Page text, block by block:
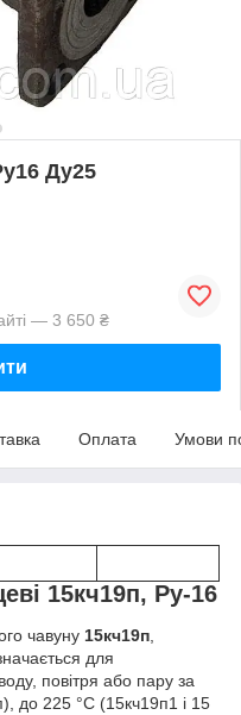
Ду25
— 3 650 ₴
Оплата Умови
15кч19п, Ру-16
чавуну 15кч19п,
для
повітря або пару за
до 225 °C (15кч19п1 і 15